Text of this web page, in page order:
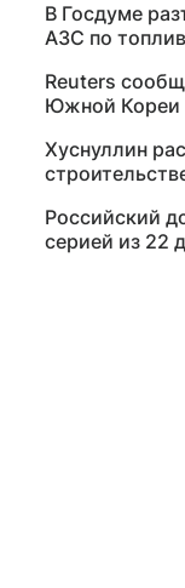
В Госдуме
АЗС по
Reuters
Южной Кореи
Хуснуллин
Российский
серией из 22